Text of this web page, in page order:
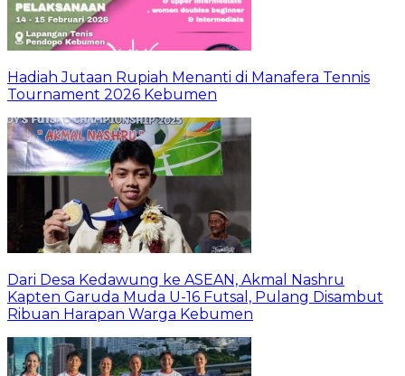
Hadiah Jutaan Rupiah Menanti di Manafera Tennis
Tournament 2026 Kebumen
Dari Desa Kedawung ke ASEAN, Akmal Nashru
Kapten Garuda Muda U-16 Futsal, Pulang Disambut
Ribuan Harapan Warga Kebumen